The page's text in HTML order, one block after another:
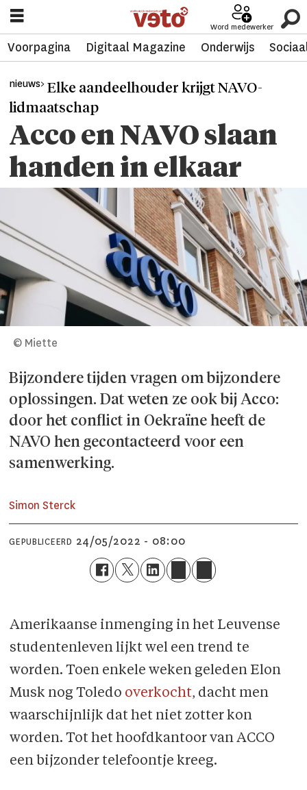
Word medewerker
Voorpagina Digitaal Magazine Onderwijs
nieuws> Elke aandeelhouder krijgt NAVO-
lidmaatschap
Acco en NAVO slaan
handen in elkaar
© Miette
Bijzondere tijden vragen om bijzondere
oplossingen. Dat weten ze ook bij Acco:
door het conflict in Oekraïne heeft de
NAVO hen gecontacteerd voor een
samenwerking.
Simon Sterck
GEPUBLICEERD 24/05/2022 - 08:00
Amerikaanse inmenging in het Leuvense
studentenleven lijkt wel een trend te
worden. Toen enkele weken geleden Elon
Musk nog Toledo overkocht, dacht men
waarschijnlijk dat het niet zotter kon
worden. Tot het hoofdkantoor van ACCO
een bijzonder telefoontje kreeg.